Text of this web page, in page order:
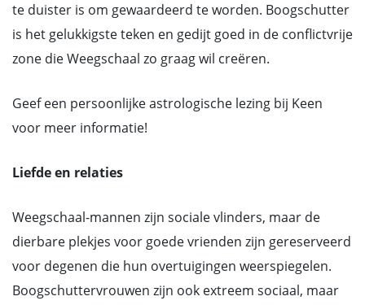
te duister is om gewaardeerd te worden. Boogschutter
is het gelukkigste teken en gedijt goed in de conflictvrije
zone die Weegschaal zo graag wil creëren.
Geef een persoonlijke astrologische lezing bij Keen
voor meer informatie!
Liefde en relaties
Weegschaal-mannen zijn sociale vlinders, maar de
dierbare plekjes voor goede vrienden zijn gereserveerd
voor degenen die hun overtuigingen weerspiegelen.
Boogschuttervrouwen zijn ook extreem sociaal, maar